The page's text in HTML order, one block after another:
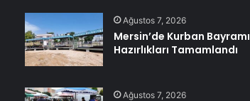
Ağustos 7, 2026
Mersin’de Kurban Bayramı
Hazırlıkları Tamamlandı
Ağustos 7, 2026